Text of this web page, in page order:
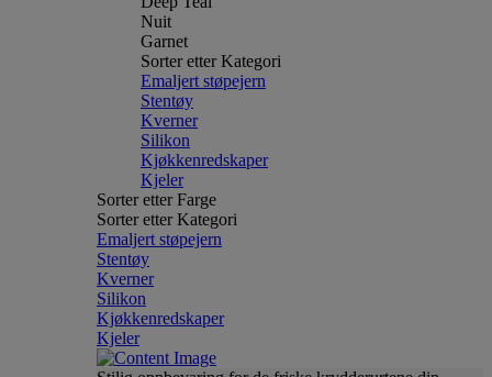
Nuit
Garnet
Sorter etter Kategori
Emaljert støpejern
Stentøy
Kverner
Silikon
Kjøkkenredskaper
Kjeler
Sorter etter Farge
Sorter etter Kategori
Emaljert støpejern
Stentøy
Kverner
Silikon
Kjøkkenredskaper
Kjeler